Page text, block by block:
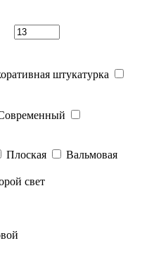
штукатурка
Плоская
Вальмовая
свет